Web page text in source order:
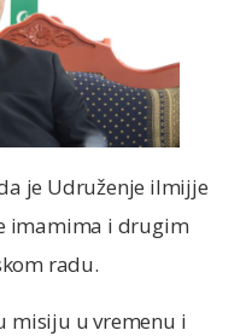
je Udruženje ilmijje
imamima i drugim
radu.
misiju u vremenu i